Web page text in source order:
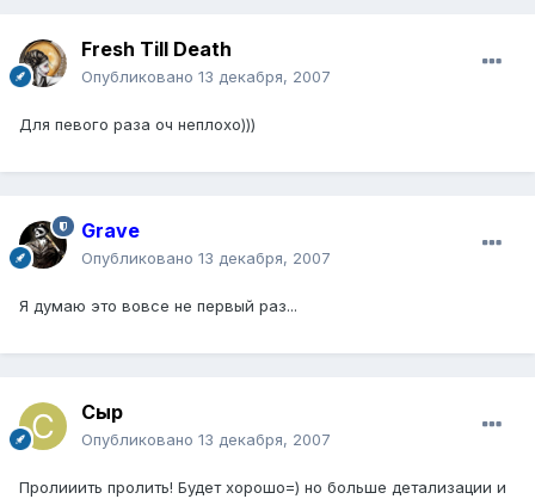
Fresh Till Death
Опубликовано 13 декабря, 2007
Для певого раза оч неплохо)))
Grave
Опубликовано 13 декабря, 2007
Я думаю это вовсе не первый раз...
Сыр
Опубликовано 13 декабря, 2007
Пролииить пролить! Будет хорошо=) но больше детализации и